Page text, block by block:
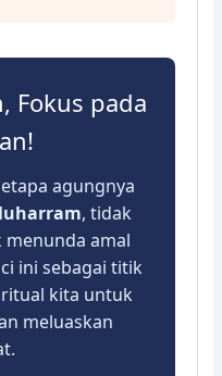
Fokus pada
agungnya
, tidak
menunda amal
ini sebagai titik
kita untuk
meluaskan